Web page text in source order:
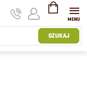
SZUKAJ
KOSZYK